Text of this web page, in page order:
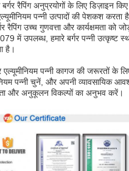
रैपिंग अनुप्रयोगों के लिए डिज़ाइन
पन्नी उत्पादों की पेशकश करता
रैपिंग उच्च गुणवत्ता और कार्यक्षमता को
में उपलब्ध, हमारे बर्गर पन्नी उत्कृष्ट
है।
एल्यूमीनियम पन्नी कागज की जरूरतों के
पन्नी चुनें, और अपनी व्यावसायिक
और अनुकूलन विकल्पों का अनुभव करें।